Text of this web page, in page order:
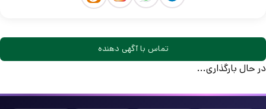
تماس با آگهی دهنده
در حال بارگذاری...